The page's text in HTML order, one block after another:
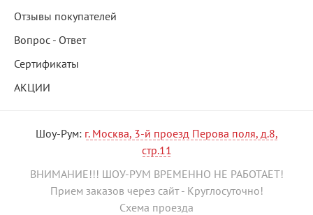
Отзывы покупателей
Вопрос - Ответ
Сертификаты
АКЦИИ
Шоу-Рум: г. Москва, 3-й проезд Перова поля, д.8,
стр.11
ВНИМАНИЕ!!! ШОУ-РУМ ВРЕМЕННО НЕ РАБОТАЕТ!
Прием заказов через сайт - Круглосуточно!
Схема проезда